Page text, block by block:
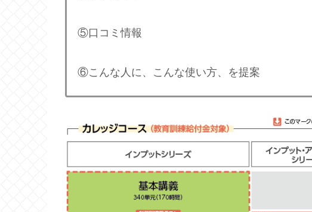
⑤口コミ情報
⑥こんな人に、こんな使い方、を提案